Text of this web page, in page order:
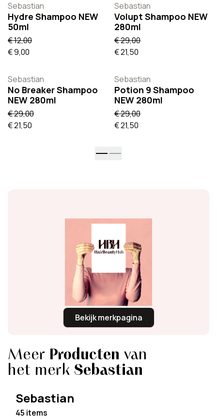
Sebastian
Hydre Shampoo NEW
50ml
€ 12,00
€ 9,00
Sebastian
Volupt Shampoo NEW
280ml
€ 29,00
€ 21,50
Sebastian
No Breaker Shampoo
NEW 280ml
€ 29,00
€ 21,50
Sebastian
Potion 9 Shampoo
NEW 280ml
€ 29,00
€ 21,50
Bekijk merkpagina
Meer Producten van
het merk Sebastian
Sebastian
45 items